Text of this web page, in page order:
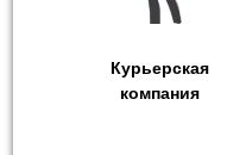
Курьерская
компания